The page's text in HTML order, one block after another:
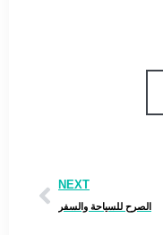
NEXT
الصرح للسياحة والسفر